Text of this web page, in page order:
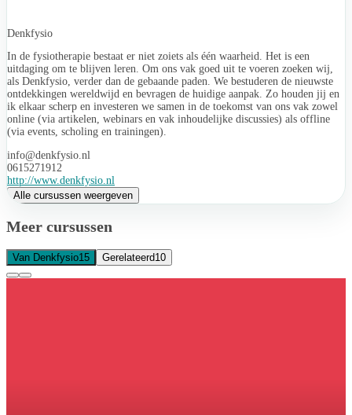
Denkfysio
In de fysiotherapie bestaat er niet zoiets als één waarheid. Het is een
uitdaging om te blijven leren. Om ons vak goed uit te voeren zoeken wij,
als Denkfysio, verder dan de gebaande paden. We bestuderen de nieuwste
ontdekkingen wereldwijd en bevragen de huidige aanpak. Zo houden jij en
ik elkaar scherp en investeren we samen in de toekomst van ons vak zowel
online (via artikelen, webinars en vak inhoudelijke discussies) als offline
(via events, scholing en trainingen).
info@denkfysio.nl
0615271912
http://www.denkfysio.nl
Alle cursussen weergeven
Meer cursussen
Van Denkfysio15 Gerelateerd10